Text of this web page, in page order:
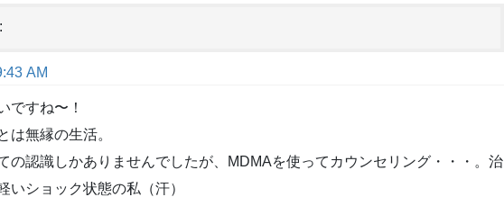
AM
ですね〜！
は無縁の生活。
の認識しかありませんでしたが、MDMAを使ってカウンセリング・・・。治
いショック状態の私（汗）